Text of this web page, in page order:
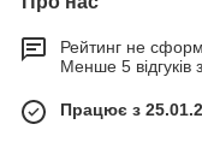
Рейтинг не
Менше 5 відгуків
Працює з